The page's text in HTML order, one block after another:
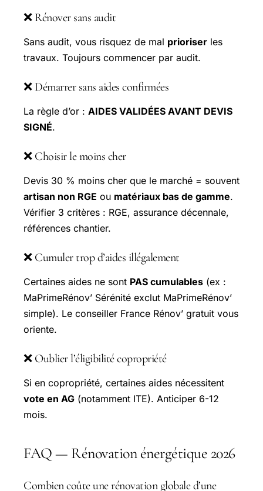
❌ Rénover sans audit
Sans audit, vous risquez de mal prioriser les
travaux. Toujours commencer par audit.
❌ Démarrer sans aides confirmées
La règle d’or : AIDES VALIDÉES AVANT DEVIS
SIGNÉ.
❌ Choisir le moins cher
Devis 30 % moins cher que le marché = souvent
artisan non RGE ou matériaux bas de gamme.
Vérifier 3 critères : RGE, assurance décennale,
références chantier.
❌ Cumuler trop d’aides illégalement
Certaines aides ne sont PAS cumulables (ex :
MaPrimeRénov’ Sérénité exclut MaPrimeRénov’
simple). Le conseiller France Rénov’ gratuit vous
oriente.
❌ Oublier l’éligibilité copropriété
Si en copropriété, certaines aides nécessitent
vote en AG (notamment ITE). Anticiper 6-12
mois.
FAQ — Rénovation énergétique 2026
Combien coûte une rénovation globale d’une